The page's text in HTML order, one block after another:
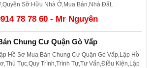
Sỡ Hữu Nhà Ở,Mua Bán,Nhà Đất,
78 78 60 - Mr Nguyên
Chung Cư Quận Gò Vấp
Hồ Sơ Mua Bán Chung Cư Quận Gò Vấp,Lập Hồ
Tục,Quy Trình,Trình Tự,Tư Vấn,Điều Kiện,Lập